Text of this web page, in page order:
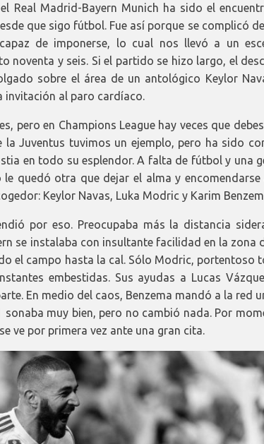
Real Madrid-Bayern Munich ha sido el
que sigo fútbol. Fue así porque se complicó
de imponerse, lo cual nos llevó a un
noventa y seis. Si el partido se hizo largo, el
sobre el área de un antológico Keylor
invitación al paro cardíaco.
pero en Champions League hay veces que
Juventus tuvimos un ejemplo, pero ha sido
en todo su esplendor. A falta de fútbol y una
quedó otra que dejar el alma y encomendarse
Keylor Navas, Luka Modric y Karim
por eso. Preocupaba más la distancia
se instalaba con insultante facilidad en la zona
el campo hasta la cal. Sólo Modric, portentoso
embestidas. Sus ayudas a Lucas
En medio del caos, Benzema mandó a la red
muy bien, pero no cambió nada. Por
ve por primera vez ante una gran cita.